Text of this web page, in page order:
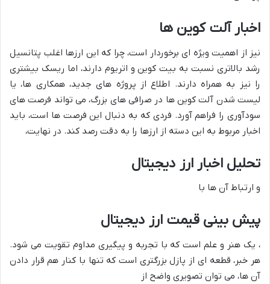
اخبار آلت کوین ها
نیز از اهمیت ویژه ای برخوردار است، چرا که این ارزها اغلب پتانسیل
رشد بالاتری نسبت به بیت کوین و اتریوم دارند، اما ریسک بیشتری
را نیز به همراه دارند. اطلاع از پروژه های جدید، همکاری ها، یا
لیست شدن آلت کوین ها در صرافی های بزرگ، می تواند فرصت های
سودآوری را فراهم آورد. فردی که به دنبال این فرصت ها است، باید
اخبار مربوط به این دسته از ارزها را به دقت رصد کند. در نهایت،
تحلیل اخبار ارز دیجیتال
و ارتباط آن ها با
پیش بینی قیمت ارز دیجیتال
، یک هنر و علم است که با تجربه و پیگیری مداوم تقویت می شود.
هر خبر، قطعه ای از پازل بزرگتری است که تنها با کنار هم قرار دادن
آن ها، می توان تصویری واضح از